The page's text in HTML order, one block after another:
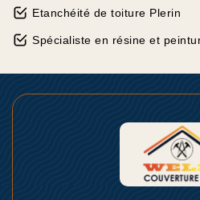
Etanchéité de toiture Plerin
Spécialiste en résine et